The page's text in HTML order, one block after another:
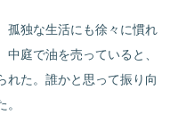
孤独な生活にも徐々に慣れ
庭で油を売っていると、
れた。誰かと思って振り向